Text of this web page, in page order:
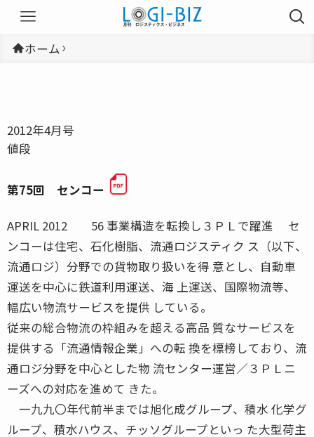
ホーム
2012年4月号
値段
第75回 センコー
APRIL 2012 56 事業構造を転換し３ＰＬで躍進 セ
ンコーは住宅、石化樹脂、流通ロジスティク ス（以下、
流通ロジ）分野での貨物取り扱いを得 意とし、自動車
運送を中心に鉄道利用運送、海 上運送、国際物流等、
幅広い物流サービスを提供 している。
従来の総合物流の枠組みを超える高品 質なサービスを
提供する「流通情報企業」への転 換を標榜しており、流
通ロジ分野を中心とした物 流センター運営／３ＰＬニ
ーズへの対応を進めて きた。
一九九〇年代前半までは旭化成グループ、積水 化学グ
ループ、積水ハウス、チッソグループといっ た大型荷主